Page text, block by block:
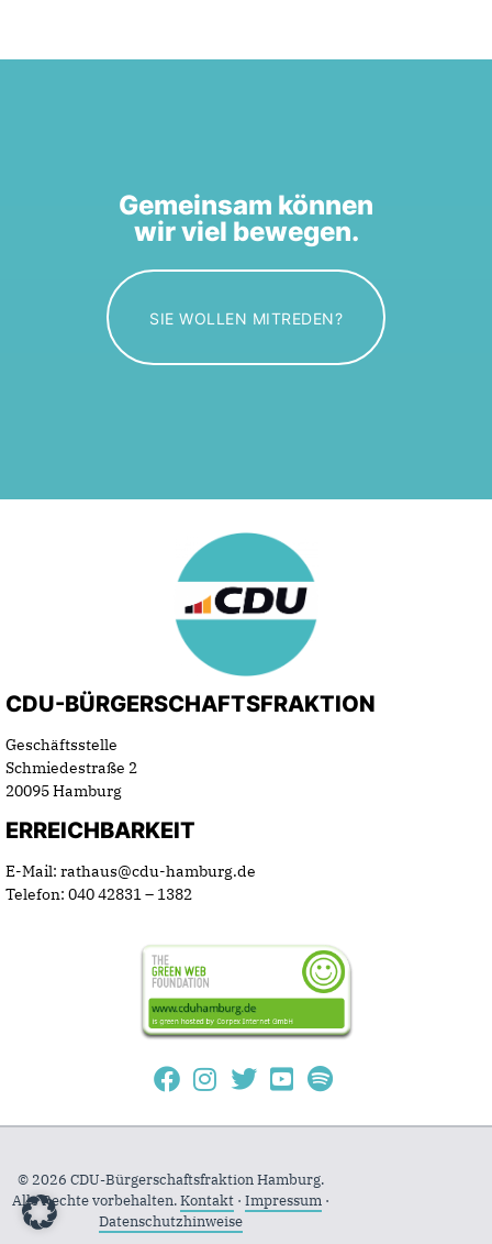
Gemeinsam können
wir viel bewegen.
SIE WOLLEN MITREDEN?
CDU-BÜRGERSCHAFTSFRAKTION
Geschäftsstelle
Schmiedestraße 2
20095 Hamburg
ERREICHBARKEIT
E-Mail: rathaus@cdu-hamburg.de
Telefon: 040 42831 – 1382
© 2026 CDU-Bürgerschaftsfraktion Hamburg.
Alle Rechte vorbehalten.Kontakt· Impressum·
Datenschutzhinweise